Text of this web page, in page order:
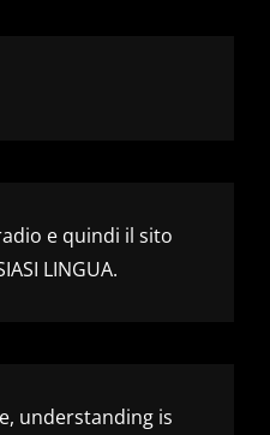
e quindi il sito
LINGUA.
understanding is